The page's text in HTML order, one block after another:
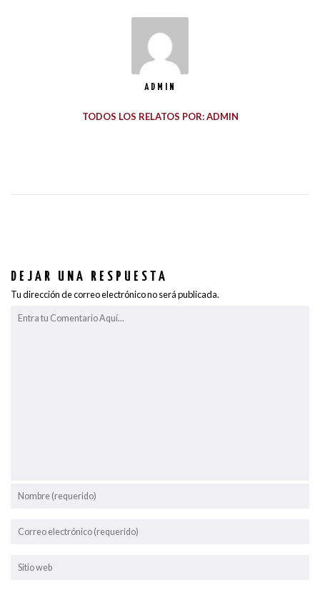
ADMIN
TODOS LOS RELATOS POR: ADMIN
DEJAR UNA RESPUESTA
Tu dirección de correo electrónico no será publicada.